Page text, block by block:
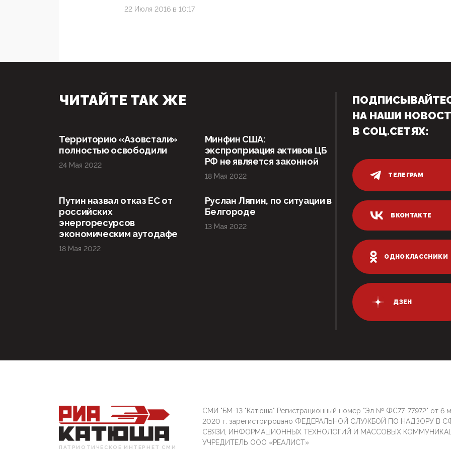
22 Июля 2016 в 10:17
ЧИТАЙТЕ ТАК ЖЕ
Территорию «Азовстали»
полностью освободили
24 Мая 2022
Минфин США:
экспроприация активов ЦБ
РФ не является законной
18 Мая 2022
Путин назвал отказ ЕС от
российских
энергоресурсов
экономическим аутодафе
18 Мая 2022
Руслан Ляпин, по ситуации в
Белгороде
13 Мая 2022
НА НАШИ
В СОЦ.СЕТЯХ:
ТЕЛЕГРАМ
ВКОНТАКТЕ
ОДНОКЛАССНИКИ
ДЗЕН
ПАТРИОТИЧЕСКОЕ ИНТЕРНЕТ СМИ
СМИ "БМ-13 "Катюша" Регистрационный номер "Эл № ФС77-77972" от 6
2020 г. зарегистрировано ФЕДЕРАЛЬНОЙ СЛУЖБОЙ ПО НАДЗОРУ В
СВЯЗИ, ИНФОРМАЦИОННЫХ ТЕХНОЛОГИЙ И МАССОВЫХ
УЧРЕДИТЕЛЬ ООО «РЕАЛИСТ»